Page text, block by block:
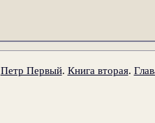
Петр Первый. Книга вторая.